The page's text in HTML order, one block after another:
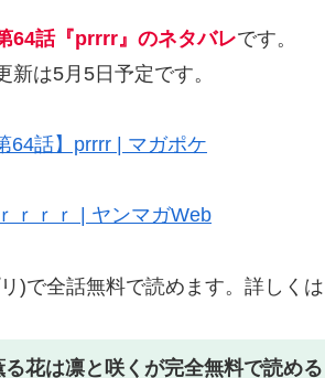
64話『prrrr』のネタバレです。
は5月5日予定です。
64話】prrrr | マガポケ
ｒｒｒ | ヤンマガWeb
)で全話無料で読めます。詳しく
る花は凛と咲くが完全無料で読め